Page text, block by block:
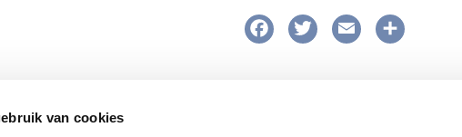
van cookies
FacebookTwitter Email